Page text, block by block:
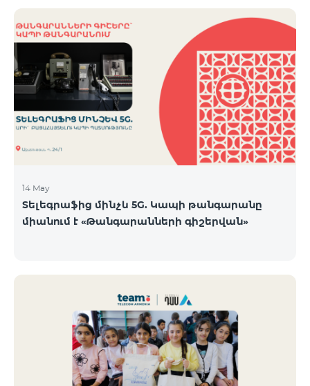
14 May
Տելեգրաֆից մինչև 5G. Կապի թանգարանը
միանում է «Թանգարանների գիշերվան»